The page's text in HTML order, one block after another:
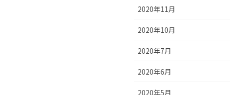
2020年11月
2020年10月
2020年7月
2020年6月
2020年5月